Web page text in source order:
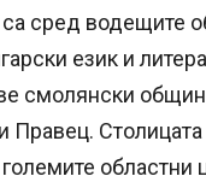
сред водещите
език и
смолянски
Правец.
областни